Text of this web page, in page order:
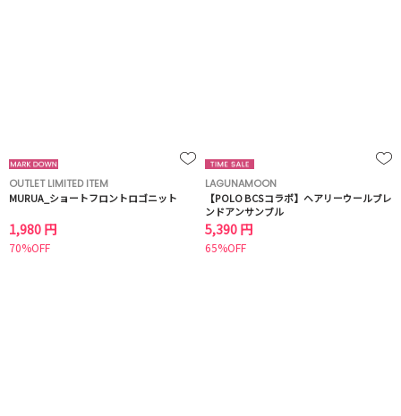
OUTLET LIMITED ITEM
MURUA_ショートフロントロゴニット
1,980 円
70%OFF
LAGUNAMOON
【POLO BCSコラボ】ヘアリーウールブレ
ンドアンサンブル
5,390 円
65%OFF